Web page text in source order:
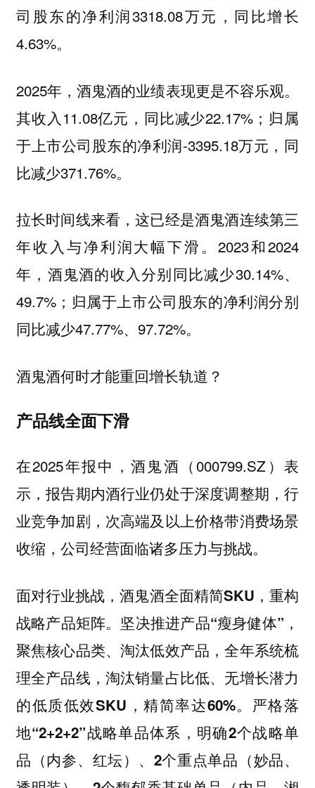
司股东的净利润3318.08万元，同比增长
4.63%。
2025年，酒鬼酒的业绩表现更是不容乐观。
其收入11.08亿元，同比减少22.17%；归属
于上市公司股东的净利润-3395.18万元，同
比减少371.76%。
拉长时间线来看，这已经是酒鬼酒连续第三
年收入与净利润大幅下滑。2023和2024
年，酒鬼酒的收入分别同比减少30.14%、
49.7%；归属于上市公司股东的净利润分别
同比减少47.77%、97.72%。
酒鬼酒何时才能重回增长轨道？
产品线全面下滑
在2025年报中，酒鬼酒（000799.SZ）表
示，报告期内酒行业仍处于深度调整期，行
业竞争加剧，次高端及以上价格带消费场景
收缩，公司经营面临诸多压力与挑战。
面对行业挑战，酒鬼酒全面精简SKU，重构
战略产品矩阵。坚决推进产品“瘦身健体”，
聚焦核心品类、淘汰低效产品，全年系统梳
理全产品线，淘汰销量占比低、无增长潜力
的低质低效SKU，精简率达60%。严格落
地“2+2+2”战略单品体系，明确2个战略单
品（内参、红坛）、2个重点单品（妙品、